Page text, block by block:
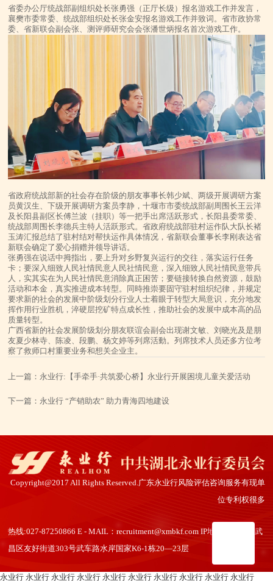
省委办公厅统战部副组织处长张勇强（正厅长级）报名游戏工作并发言，
襄樊市委常委、统战部组织处长张金安报名游戏工作并致词。省市政协常
委、省新联会副会张、测评师研究会会张潘世炳报名首次游戏工作。
省政府统战部新的社会存在阶级的朋友事事长韩少斌、两级开展调研方案
员黄汉生、下级开展调研方案员李静，十堰市市委统战部副周围长王云洋
及长阳县副区长傅兰波（挂职）等一把手出席活跃形式，长阳县委常委、
统战部周围长李德兵主特人活跃形式。省政府统战部驻村运作队大队长褚
玉涛汇报总结了驻村结对帮扶运作具体情况，省新联会董事长李刚表达省
新联会确定了爱心捐赠并领导讲话。
张勇强在说话中拇指出，要上升对乡野复兴运行的交往，落实运行任务
卡；要深入细致人民社情民意人民社情民意，深入细致人民社情民意带兵
人，实其实在为人民社情民意消除真正困苦；要链接转换自然资源，鼓励
活动和本金，真实推进成本转型。同時推崇要固守驻村组织纪律，并规定
要求新的社会的发展中阶级划分行业人士着眼于转型大局意识，充分地发
挥作用行业胜机，淬硬层挖矿特点成长性，推助社会的发展中成本高的品
质量转型。
广西省新的社会发展阶级划分朋友联谊会副会出现谢文敏、刘晓光及是朋
友夏少林寺、陈凌、段鹏、杨文婷等列席活動。列席技术人员还多方位考
察了救师口村重要业务和想关企业主。
上一篇：永业行:【手牵手·共筑爱心桥】永业行开展困境儿童关爱活动
下一篇：永业行 “产销助农” 助力青海四地建设
Copyright@2017 All Rights Reserved.广东永业行风险评估咨询服务有现单
位专利权很多
热线:027-87250866 E - MAIL：recruitment@xmbkf.com IP地址：西安市武
昌区友好街道303号武车路水岸国家K6-1栋20—23层
永业行 永业行 永业行 永业行 永业行 永业行 永业行 永业行 永业行 永业行